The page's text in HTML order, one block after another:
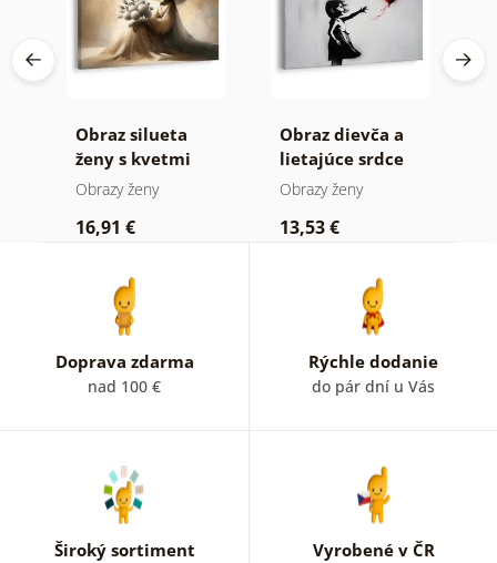
Obraz silueta
ženy s kvetmi
Obrazy ženy
16,91 €
Obraz dievča a
lietajúce srdce
Obrazy ženy
13,53 €
Doprava zdarma
nad 100 €
Rýchle dodanie
do pár dní u Vás
Široký sortiment Vyrobené v ČR